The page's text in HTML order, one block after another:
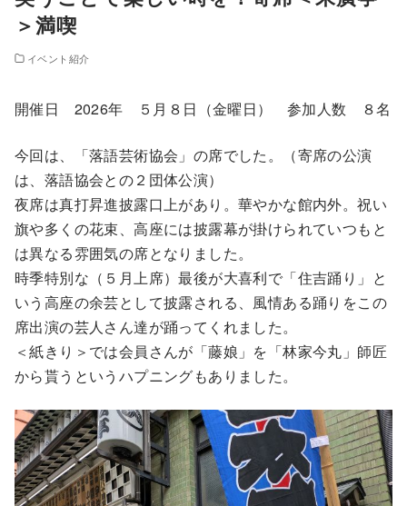
＞満喫
イベント紹介
開催日 2026年 ５月８日（金曜日） 参加人数 ８名
今回は、「落語芸術協会」の席でした。（寄席の公演
は、落語協会との２団体公演）
夜席は真打昇進披露口上があり。華やかな館内外。祝い
旗や多くの花束、高座には披露幕が掛けられていつもと
は異なる雰囲気の席となりました。
時季特別な（５月上席）最後が大喜利で「住吉踊り」と
いう高座の余芸として披露される、風情ある踊りをこの
席出演の芸人さん達が踊ってくれました。
＜紙きり＞では会員さんが「藤娘」を「林家今丸」師匠
から貰うというハプニングもありました。